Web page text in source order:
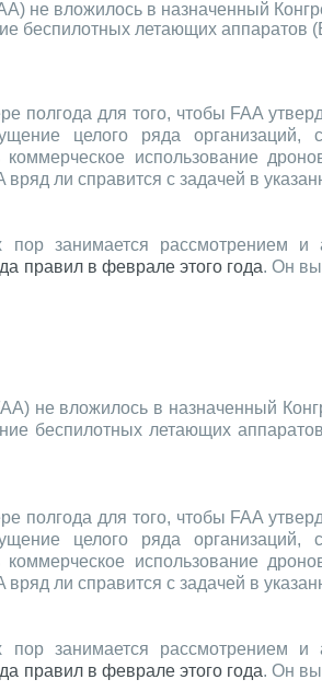
не вложилось в назначенный
беспилотных летающих аппаратов
полгода для того, чтобы FAA
целого ряда
использование
ли справится с задачей в
занимается рассмотрением и
правил в феврале этого года. Он
не вложилось в назначенный
беспилотных летающих
полгода для того, чтобы FAA
целого ряда
использование
ли справится с задачей в
занимается рассмотрением и
правил в феврале этого года. Он